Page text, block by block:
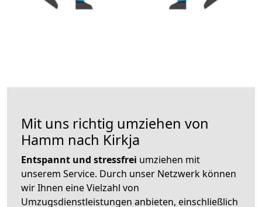
Mit uns richtig umziehen von
Hamm nach Kirkja
Entspannt und stressfrei umziehen mit
unserem Service. Durch unser Netzwerk können
wir Ihnen eine Vielzahl von
Umzugsdienstleistungen anbieten, einschließlich